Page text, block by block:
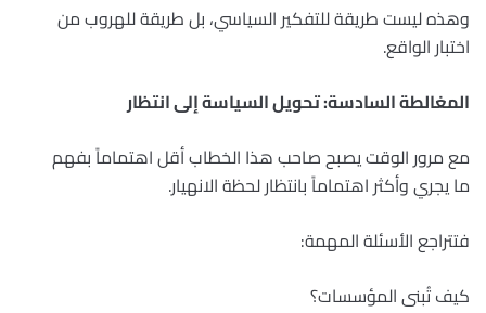
وهذه ليست طريقة للتفكير السياسي، بل طريقة للهروب من
اختبار الواقع.
المغالطة السادسة: تحويل السياسة إلى انتظار
مع مرور الوقت يصبح صاحب هذا الخطاب أقل اهتماماً بفهم
ما يجري وأكثر اهتماماً بانتظار لحظة الانهيار.
فتتراجع الأسئلة المهمة:
كيف تُبنى المؤسسات؟